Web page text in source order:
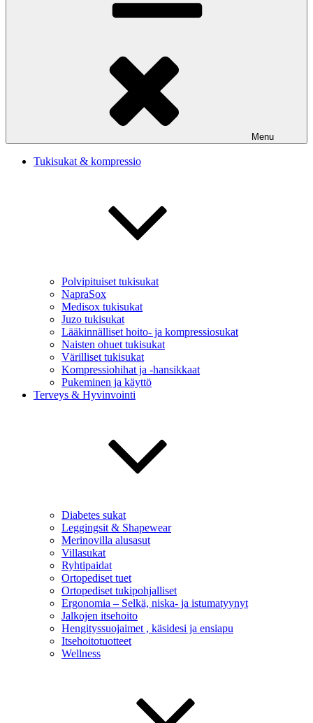
Menu
Tukisukat & kompressio
Polvipituiset tukisukat
NapraSox
Medisox tukisukat
Juzo tukisukat
Lääkinnälliset hoito- ja kompressiosukat
Naisten ohuet tukisukat
Värilliset tukisukat
Kompressiohihat ja -hansikkaat
Pukeminen ja käyttö
Terveys & Hyvinvointi
Diabetes sukat
Leggingsit & Shapewear
Merinovilla alusasut
Villasukat
Ryhtipaidat
Ortopediset tuet
Ortopediset tukipohjalliset
Ergonomia – Selkä, niska- ja istumatyynyt
Jalkojen itsehoito
Hengityssuojaimet , käsidesi ja ensiapu
Itsehoitotuotteet
Wellness